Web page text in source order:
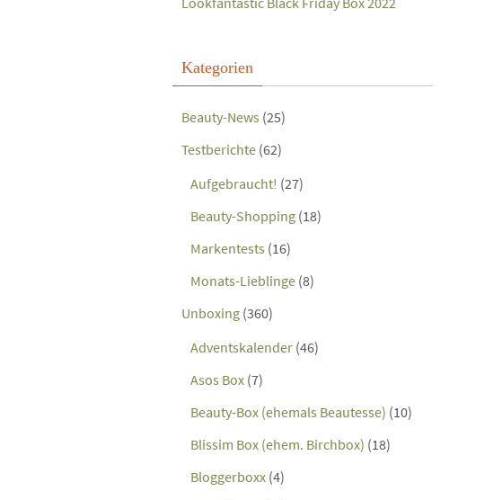
Kategorien
Beauty-News (25)
Testberichte (62)
Aufgebraucht! (27)
Beauty-Shopping (18)
Markentests (16)
Monats-Lieblinge (8)
Unboxing (360)
Adventskalender (46)
Asos Box (7)
Beauty-Box (ehemals Beautesse) (10)
Blissim Box (ehem. Birchbox) (18)
Bloggerboxx (4)